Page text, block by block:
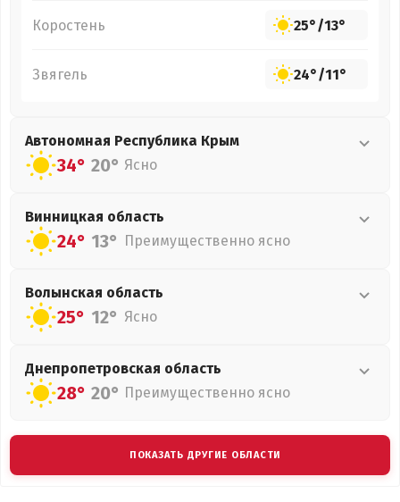
Коростень 25°/13°
Звягель 24°/11°
Автономная Республика Крым
34° 20° Ясно
Винницкая область
24° 13° Преимущественно ясно
Волынская область
25° 12° Ясно
Днепропетровская область
28° 20° Преимущественно ясно
ПОКАЗАТЬ ДРУГИЕ ОБЛАСТИ